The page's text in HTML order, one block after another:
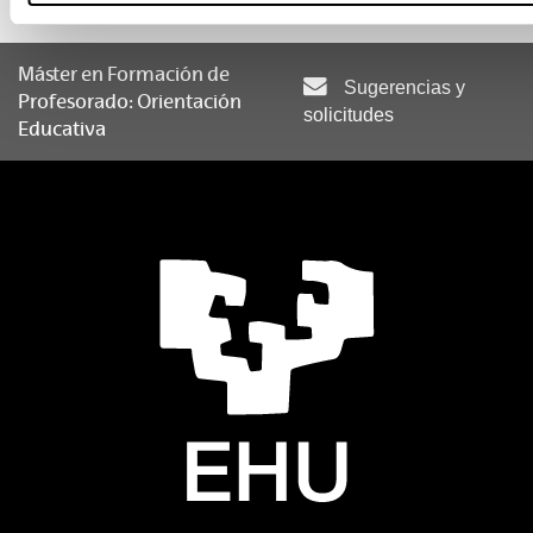
Máster en Formación de
Profesorado: Orientación
Educativa
Sugerencias y
solicitudes